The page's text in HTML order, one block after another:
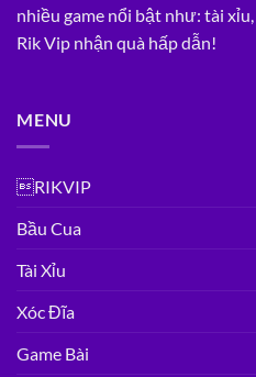
nhiều game nổi bật như: tài
Rik Vip nhận quà hấp dẫn!
MENU
RIKVIP
Bầu Cua
Tài Xỉu
Xóc Đĩa
Game Bài